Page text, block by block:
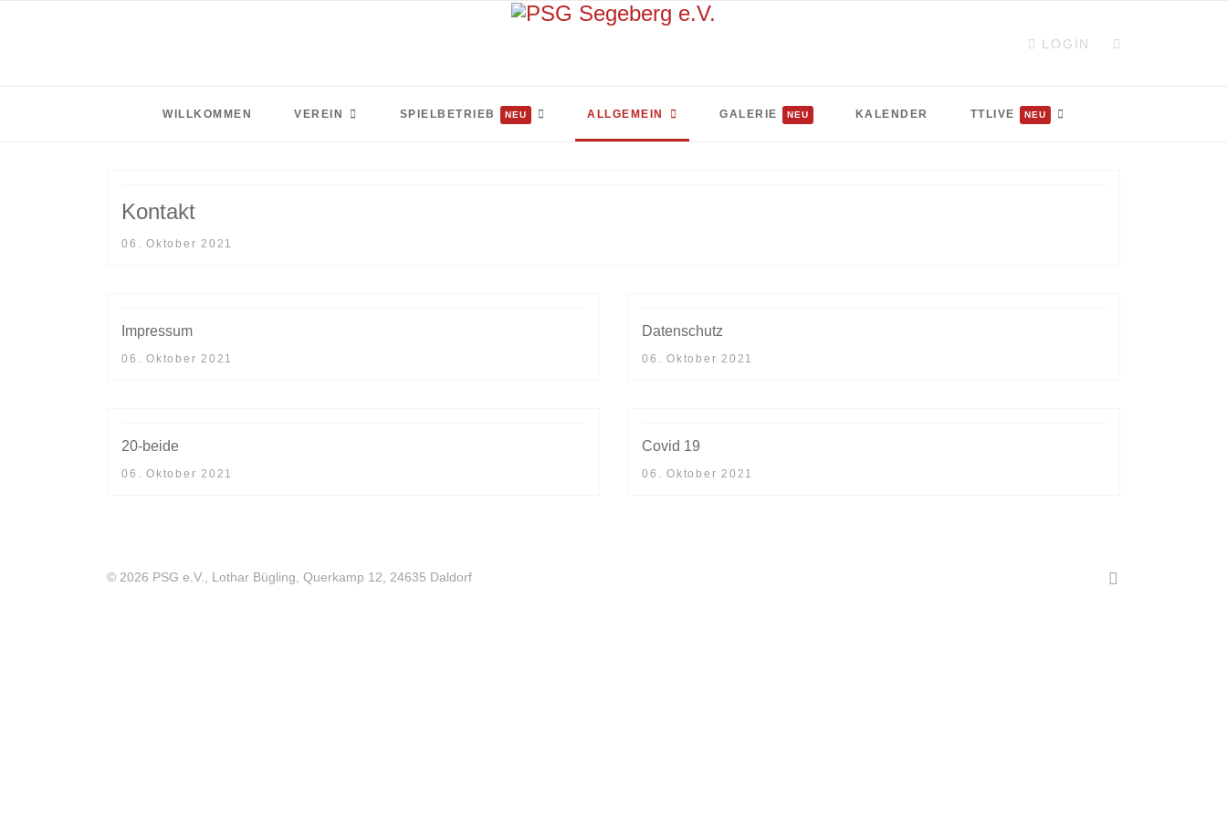
LOGIN
WILLKOMMEN VEREIN SPIELBETRIEB NEU ALLGEMEIN GALERIE NEU KALENDER TTLIVE NEU
Kontakt
06. Oktober 2021
Impressum
06. Oktober 2021
Datenschutz
06. Oktober 2021
20-beide
06. Oktober 2021
Covid 19
06. Oktober 2021
© 2026 PSG e.V., Lothar Bügling, Querkamp 12, 24635 Daldorf